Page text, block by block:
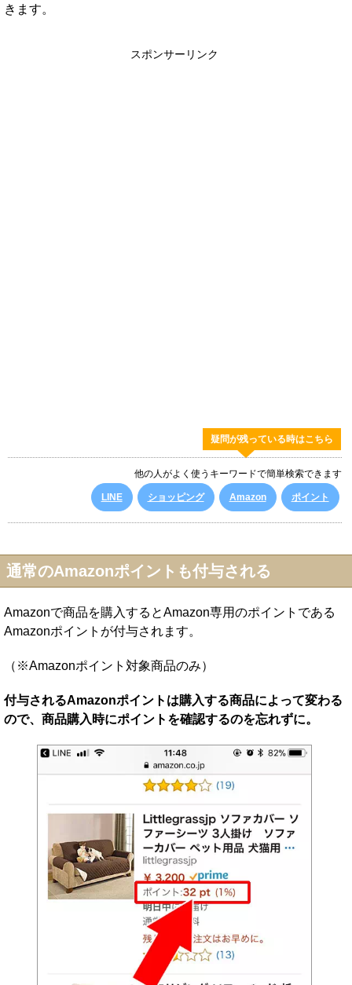
きます。
スポンサーリンク
疑問が残っている時はこちら
他の人がよく使うキーワードで簡単検索できます
LINE ショッピング Amazon ポイント
通常のAmazonポイントも付与される
Amazonで商品を購入するとAmazon専用のポイントである
Amazonポイントが付与されます。
（※Amazonポイント対象商品のみ）
付与されるAmazonポイントは購入する商品によって変わる
ので、商品購入時にポイントを確認するのを忘れずに。